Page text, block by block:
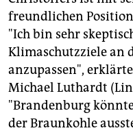
freundlichen
"Ich bin sehr
Klimaschutzziele an
anzupassen",
Michael Luthardt
"Brandenburg
der Braunkohle